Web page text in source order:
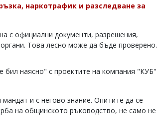
наркотрафик и разследване за
с официални документи, разрешения,
Това лесно може да бъде проверено.
бил наясно" с проектите на компания "КУБ"
и с негово знание. Опитите да се
на общинското ръководство, не само не